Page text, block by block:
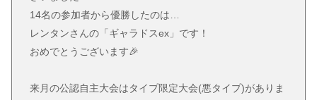
14名の参加者から優勝したのは…
レンタンさんの「ギャラドスex」です！
おめでとうございます🎉
来月の公認自主大会はタイプ限定大会(悪タイプ)がありま